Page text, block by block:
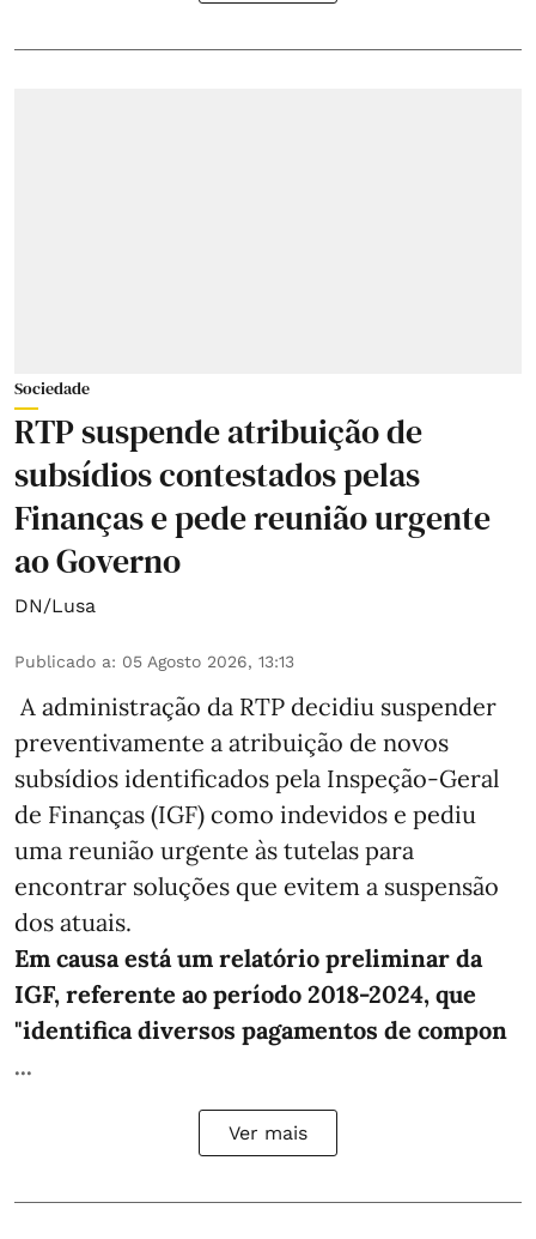
Sociedade
RTP suspende atribuição de
subsídios contestados pelas
Finanças e pede reunião urgente
ao Governo
DN/Lusa
Publicado a: 05 Agosto 2026, 13:13
A administração da RTP decidiu suspender
preventivamente a atribuição de novos
subsídios identificados pela Inspeção-Geral
de Finanças (IGF) como indevidos e pediu
uma reunião urgente às tutelas para
encontrar soluções que evitem a suspensão
dos atuais.
Em causa está um relatório preliminar da
IGF, referente ao período 2018-2024, que
"identifica diversos pagamentos de compon
...
Ver mais